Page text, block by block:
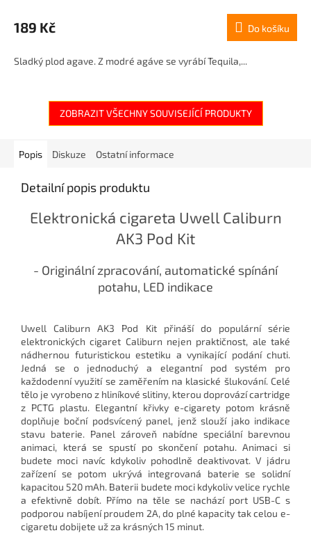
189 Kč Do košíku
Sladký plod agave. Z modré agáve se vyrábí Tequila,...
ZOBRAZIT VŠECHNY SOUVISEJÍCÍ PRODUKTY
Popis Diskuze Ostatní informace
Detailní popis produktu
Elektronická cigareta Uwell Caliburn
AK3 Pod Kit
- Originální zpracování, automatické spínání
potahu, LED indikace
Uwell Caliburn AK3 Pod Kit přináší do populární série
elektronických cigaret Caliburn nejen praktičnost, ale také
nádhernou futuristickou estetiku a vynikající podání chuti.
Jedná se o jednoduchý a elegantní pod systém pro
každodenní využití se zaměřením na klasické šlukování. Celé
tělo je vyrobeno z hliníkové slitiny, kterou doprovází cartridge
z PCTG plastu. Elegantní křivky e-cigarety potom krásně
doplňuje boční podsvícený panel, jenž slouží jako indikace
stavu baterie. Panel zároveň nabídne speciální barevnou
animaci, která se spustí po skončení potahu. Animaci si
budete moci navíc kdykoliv pohodlně deaktivovat. V jádru
zařízení se potom ukrývá integrovaná baterie se solidní
kapacitou 520 mAh. Baterii budete moci kdykoliv velice rychle
a efektivně dobít. Přímo na těle se nachází port USB-C s
podporou nabíjení proudem 2A, do plné kapacity tak celou e-
cigaretu dobijete už za krásných 15 minut.